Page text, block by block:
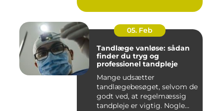
05. Feb
Tandlæge vanløse: sådan
finder du tryg og
professionel tandpleje
Mange udsætter
tandlægebesøget, selvom de
godt ved, at regelmæssig
tandpleje er vigtig. Nogle